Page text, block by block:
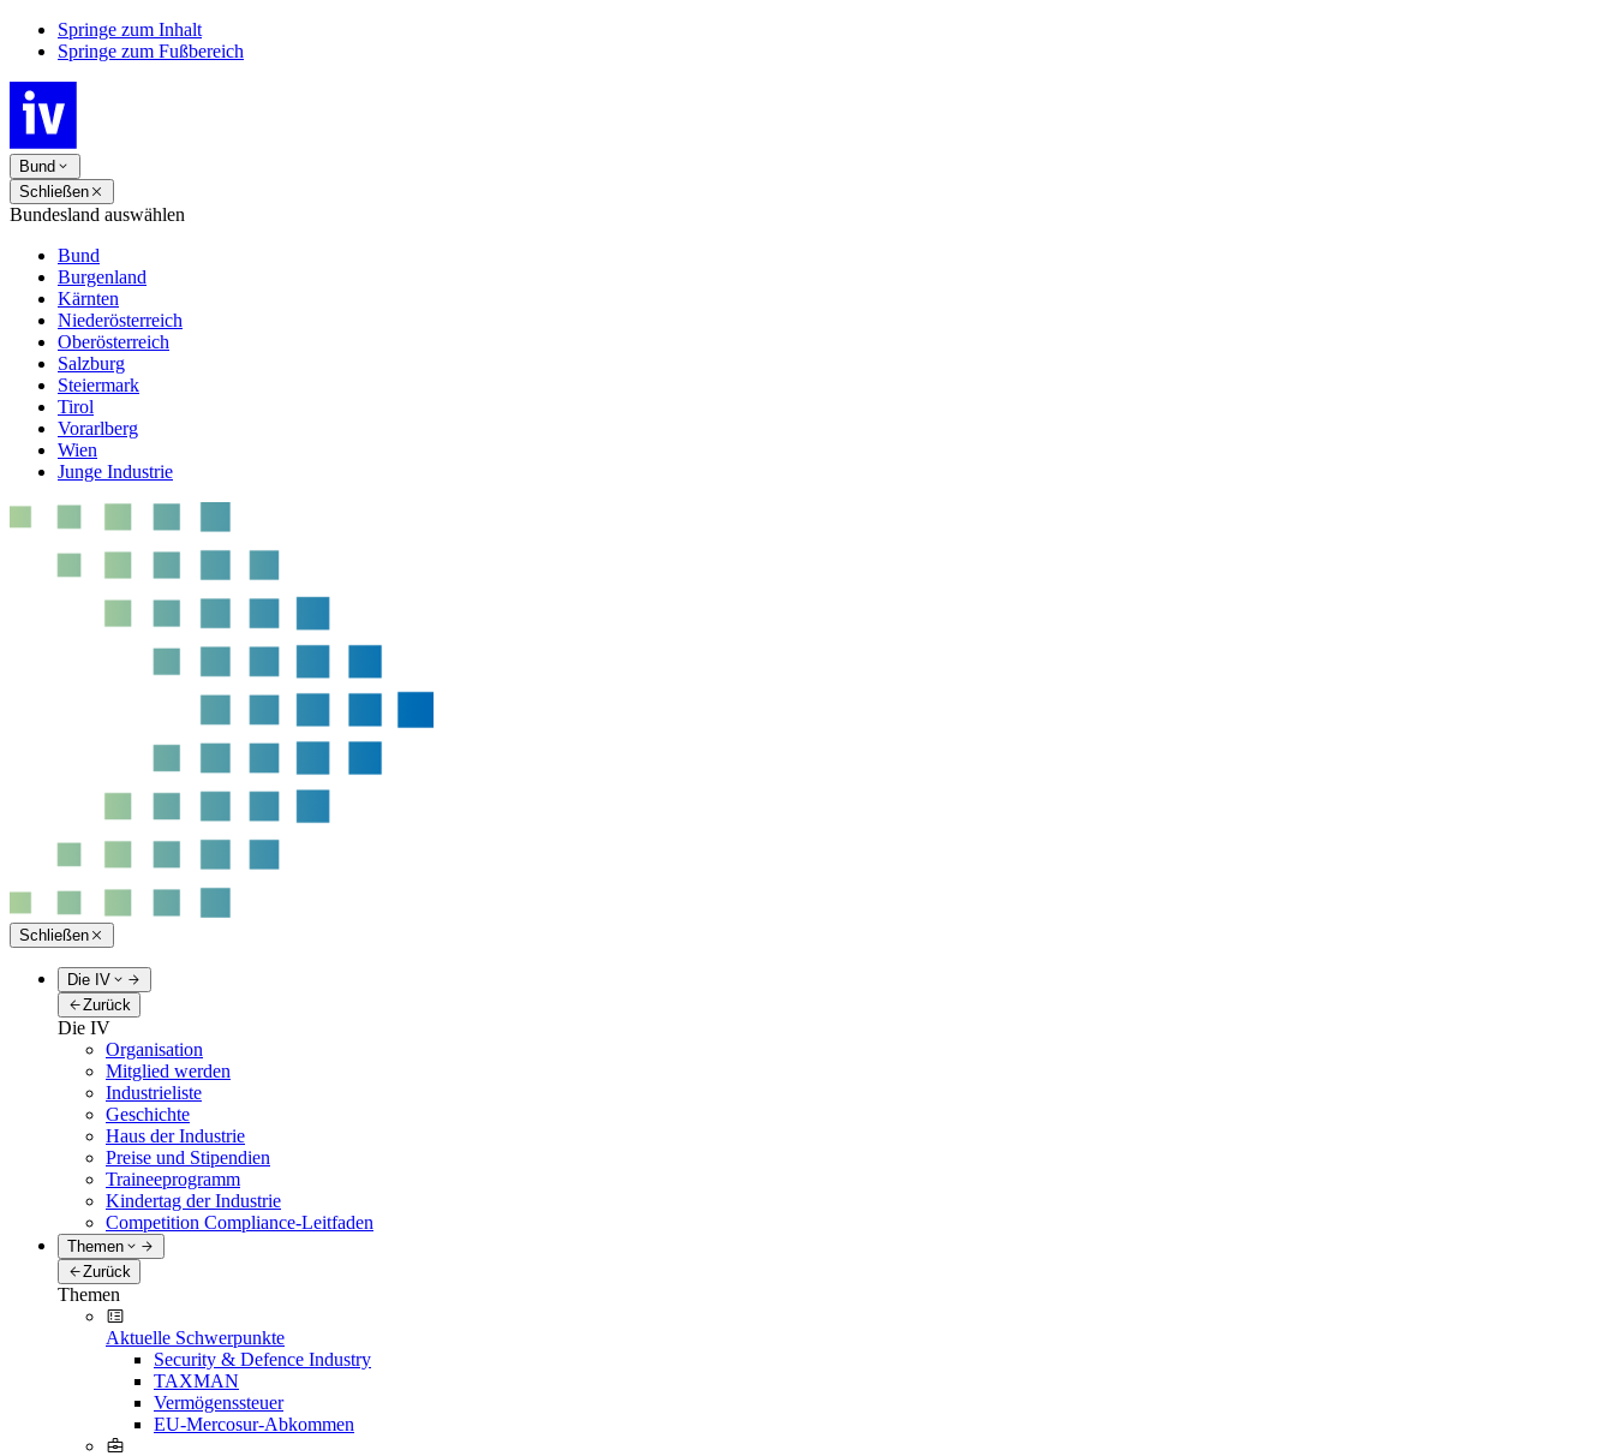
Springe zum Inhalt
Springe zum Fußbereich
Bund
Schließen
Bundesland auswählen
Bund
Burgenland
Kärnten
Niederösterreich
Oberösterreich
Salzburg
Steiermark
Tirol
Vorarlberg
Wien
Junge Industrie
Schließen
Die IV
Zurück
Die IV
Organisation
Mitglied werden
Industrieliste
Geschichte
Haus der Industrie
Preise und Stipendien
Traineeprogramm
Kindertag der Industrie
Competition Compliance-Leitfaden
Themen
Zurück
Themen
Aktuelle Schwerpunkte
Security & Defence Industry
TAXMAN
Vermögenssteuer
EU-Mercosur-Abkommen